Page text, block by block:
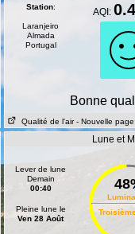
Station:
Laranjeiro
Almada
Portugal
AQI: 0.4
Bonne
Qualité de l'air - Nouvelle page
Lune et
Lever de lune
Demain
00:40
Pleine lune le
Ven 28 Août